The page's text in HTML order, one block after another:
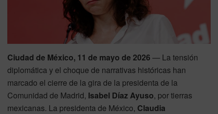
Ciudad de México, 11 de mayo de 2026 — La tensión
diplomática y el choque de narrativas históricas han
marcado el cierre de la gira de la presidenta de la
Comunidad de Madrid, Isabel Díaz Ayuso, por tierras
mexicanas. La presidenta de México, Claudia